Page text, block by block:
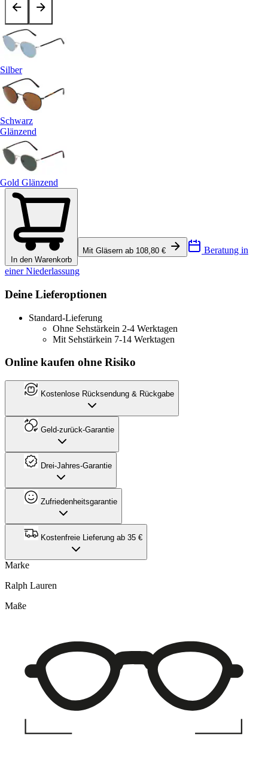
Silber
Schwarz
Glänzend
Gold Glänzend
In den Warenkorb
Mit Gläsern ab 108,80 € Beratung in
einer Niederlassung
Deine Lieferoptionen
Standard-Lieferung
Ohne Sehstärkein 2-4 Werktagen
Mit Sehstärkein 7-14 Werktagen
Online kaufen ohne Risiko
Kostenlose Rücksendung & Rückgabe
Geld-zurück-Garantie
Drei-Jahres-Garantie
Zufriedenheitsgarantie
Kostenfreie Lieferung ab 35 €
Marke
Ralph Lauren
Maße